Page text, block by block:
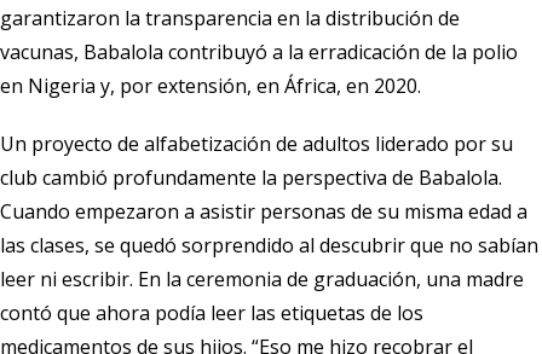
garantizaron la transparencia en la distribución de
vacunas, Babalola contribuyó a la erradicación de la polio
en Nigeria y, por extensión, en África, en 2020.
Un proyecto de alfabetización de adultos liderado por su
club cambió profundamente la perspectiva de Babalola.
Cuando empezaron a asistir personas de su misma edad a
las clases, se quedó sorprendido al descubrir que no sabían
leer ni escribir. En la ceremonia de graduación, una madre
contó que ahora podía leer las etiquetas de los
medicamentos de sus hijos. “Eso me hizo recobrar el